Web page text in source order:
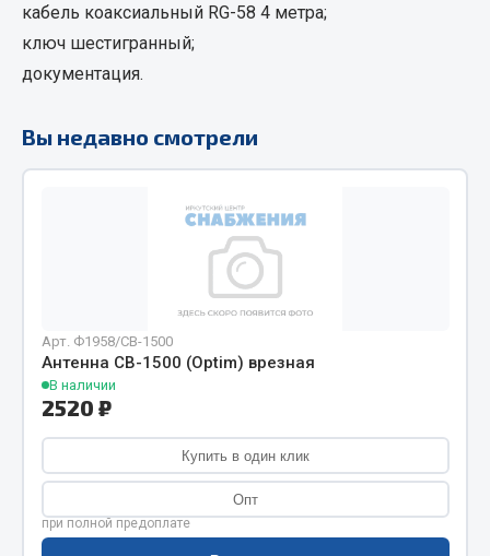
Фитинги
Автомобильный инструмент
Крепежный инструмент
Режущий инструмент
Силовое оборудование
Слесарный инструмент
Столярный инструмент
Показать ещё
кабель коаксиальный RG-58 4 метра;
ключ шестигранный;
документация.
Вы недавно смотрели
Арт. Ф1958/СВ-1500
Антенна СВ-1500 (Optim) врезная
В наличии
2520 ₽
Купить в один клик
Опт
при полной предоплате